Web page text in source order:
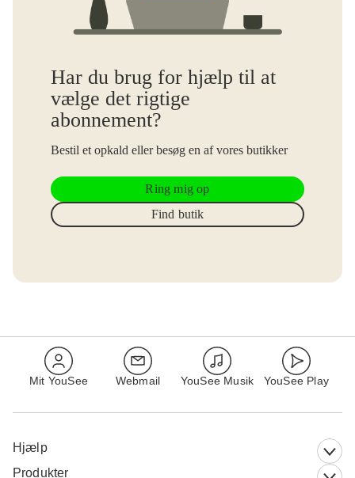
Har du brug for hjælp til at
vælge det rigtige
abonnement?
Bestil et opkald eller besøg en af vores butikker
Ring mig op
Find butik
Mit YouSee Webmail YouSee Musik YouSee Play
Hjælp
Produkter